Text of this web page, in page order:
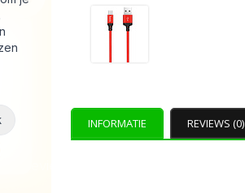
INFORMATIE REVIEWS (0)